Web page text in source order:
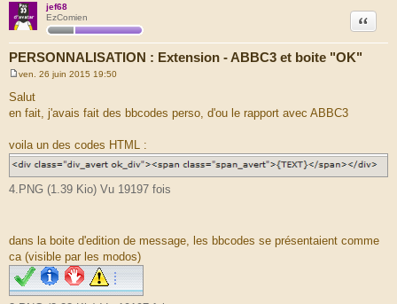
jef68
EzComien
PERSONNALISATION : Extension - ABBC3 et boite "OK"
Citation
e
s
s
e
ven. 26 juin 2015 19:50
Salut
en fait, j'avais fait des bbcodes perso, d'ou le rapport avec ABBC3
voila un des codes HTML :
4.PNG (1.39 Kio) Vu 19197 fois
dans la boite d'edition de message, les bbcodes se présentaient comme
ca (visible par les modos)